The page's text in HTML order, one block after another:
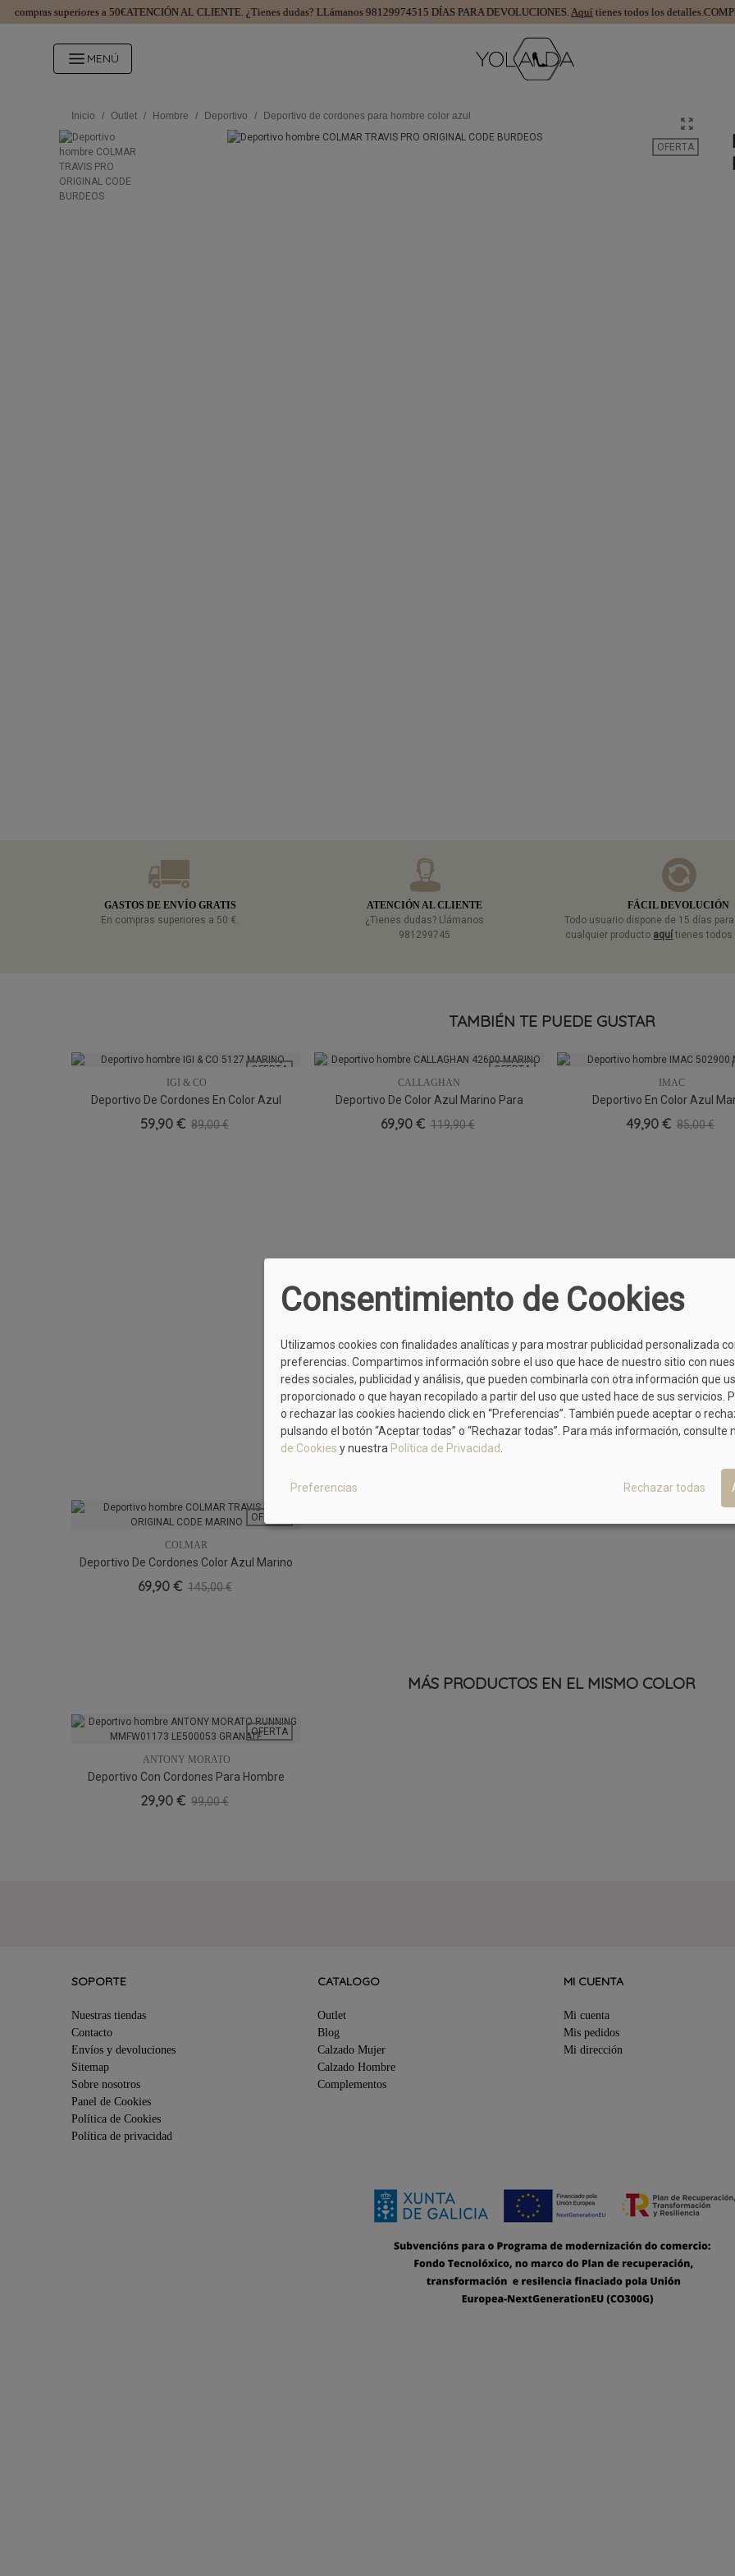
superiores a 50€ ATENCIÓN AL CLIENTE.¿Tienes dudas? LLámanos 98129974515 DÍAS PARA DEVOLUCIONES.Aquítienes todos los detalles.COMPRA
MENÚ
Inicio / Outlet / Hombre / Deportivo / Deportivo de cordones para hombre color azul
OFERTA
GASTOS DE ENVÍO GRATIS
En compras superiores a 50 €.
ATENCIÓN AL CLIENTE
¿Tienes dudas? Llámanos
981299745
FÁCIL DEVOLUCIÓN
Todo usuario dispone de 15 días
cualquier producto aquí tienes todos
TAMBIÉN TE PUEDE GUSTAR
OFERTA
41
IGI & CO
Deportivo De Cordones En Color Azul
Marino
59,90 € 89,00 €
OFERTA
44
CALLAGHAN
Deportivo De Color Azul Marino Para
Hombre
69,90 € 119,90 €
41
IMAC
Deportivo En Color Azul
49,90 € 85,00 €
OFERTA
40
COLMAR
Deportivo De Cordones Color Azul Marino
69,90 € 145,00 €
MÁS PRODUCTOS EN EL MISMO COLOR
OFERTA
45
ANTONY MORATO
Deportivo Con Cordones Para Hombre
29,90 € 99,00 €
SOPORTE
Nuestras tiendas
Contacto
Envíos y devoluciones
Sitemap
Sobre nosotros
Panel de Cookies
Política de Cookies
Política de privacidad
CATALOGO
Outlet
Blog
Calzado Mujer
Calzado Hombre
Complementos
MI CUENTA
Mi cuenta
Mis pedidos
Mi dirección
Consentimiento de Cookies
Utilizamos cookies con finalidades analíticas y para mostrar publicidad personalizada
preferencias. Compartimos información sobre el uso que hace de nuestro sitio con
redes sociales, publicidad y análisis, que pueden combinarla con otra información que
proporcionado o que hayan recopilado a partir del uso que usted hace de sus servicios.
o rechazar las cookies haciendo click en “Preferencias”. También puede aceptar o
pulsando el botón “Aceptar todas” o “Rechazar todas”. Para más información, consulte
de Cookies y nuestra Política de Privacidad.
Preferencias Rechazar todas